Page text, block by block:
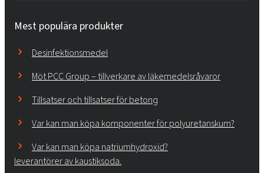
Mest populära produkter
Desinfektionsmedel
Möt PCC Group – tillverkare av läkemedelsråvaror
Tillsatser och tillsatser för betong
Var kan man köpa komponenter för polyuretanskum?
Var kan man köpa natriumhydroxid?
leverantörer av kaustiksoda.